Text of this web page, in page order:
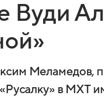
Вуди
Меламедов,
в МХТ